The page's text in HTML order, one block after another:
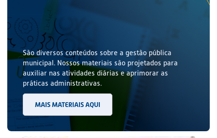
São diversos conteúdos sobre a gestão pública
municipal. Nossos materiais são projetados para
auxiliar nas atividades diárias e aprimorar as
práticas administrativas.
MAIS MATERIAIS AQUI